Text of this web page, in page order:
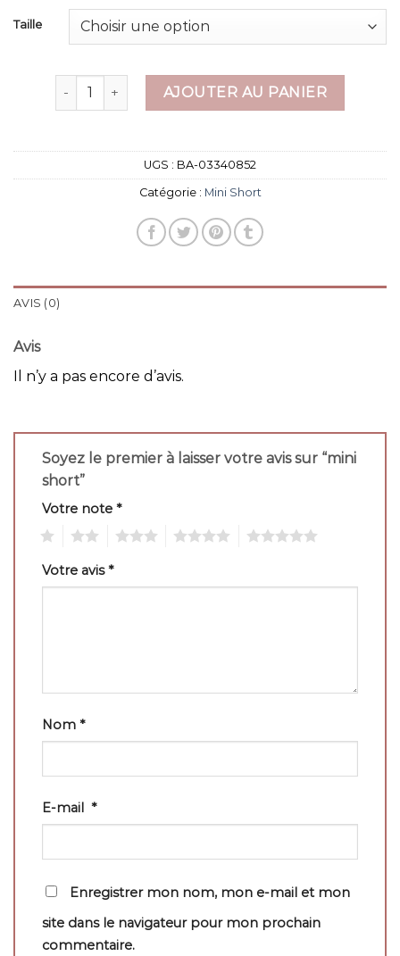
Taille
quantité de mini shortAJOUTER AU PANIER
UGS : BA-03340852
Catégorie : Mini Short
AVIS (0)
Avis
Il n’y a pas encore d’avis.
Soyez le premier à laisser votre avis sur “mini
short”
Votre note *
Votre avis*
Nom *
E-mail *
Enregistrer mon nom, mon e-mail et mon
site dans le navigateur pour mon prochain
commentaire.